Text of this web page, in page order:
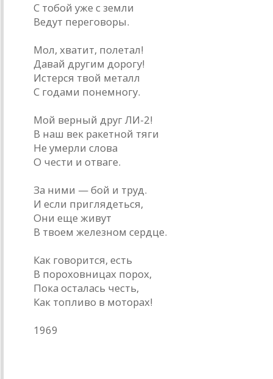
С тобой уже с земли
Ведут переговоры.
Мол, хватит, полетал!
Давай другим дорогу!
Истерся твой металл
С годами понемногу.
Мой верный друг ЛИ-2!
В наш век ракетной тяги
Не умерли слова
О чести и отваге.
За ними — бой и труд.
И если приглядеться,
Они еще живут
В твоем железном сердце.
Как говорится, есть
В пороховницах порох,
Пока осталась честь,
Как топливо в моторах!
1969